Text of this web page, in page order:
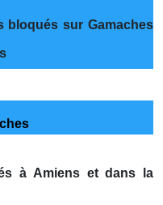
bloqués sur Gamaches
à Amiens et dans la